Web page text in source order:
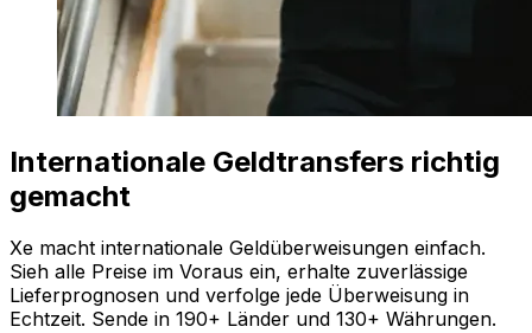
Internationale Geldtransfers richtig
gemacht
Xe macht internationale Geldüberweisungen einfach.
Sieh alle Preise im Voraus ein, erhalte zuverlässige
Lieferprognosen und verfolge jede Überweisung in
Echtzeit. Sende in 190+ Länder und 130+ Währungen.